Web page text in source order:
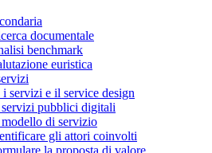
documentale
benchmark
euristica
i servizi e il service design
servizi pubblici digitali
di servizio
gli attori coinvolti
la proposta di valore